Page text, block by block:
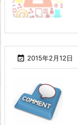
 2015年2月12日